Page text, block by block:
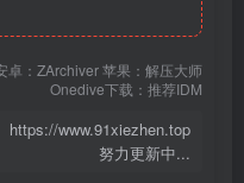
卓：ZArchiver 苹果：解压大师
Onedive下载：推荐IDM
https://www.91xiezhen.top
努力更新中...